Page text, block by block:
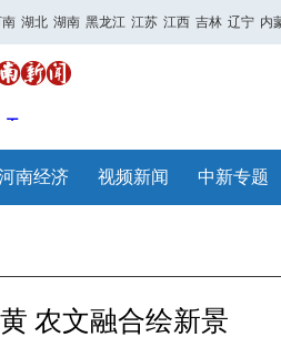
湖北 湖南 黑龙江 江苏 江西 吉林 辽宁 内
南经济 视频新闻 中新专题
农文融合绘新景